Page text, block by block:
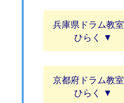
兵庫県ドラム教室
京都府ドラム教室